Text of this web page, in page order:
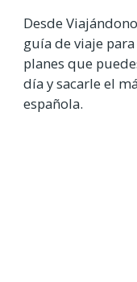
Desde
guía de viaje
planes que
día y sacarle el
española.